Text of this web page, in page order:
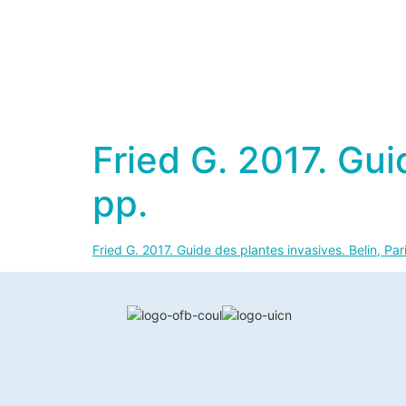
Fried G. 2017.
pp.
Fried G. 2017. Guide des plantes invasives. Belin,